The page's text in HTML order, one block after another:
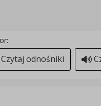
między paragrafami
domyślne
Czytaj odnośniki